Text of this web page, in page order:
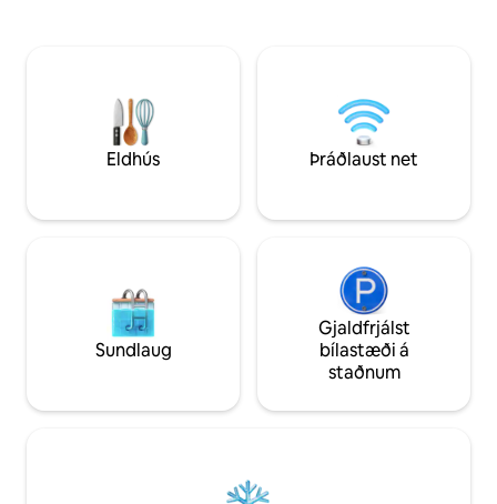
framleiðum meiri orku en við notum.
Ferðamannaskattur (3.13 fyrir fullorðna á
dag, 1,56 fyrir börn eldri en 7 ára) er ekki
hinum megin við
bátur (Pletna) er í
fjarlægð.
Eldhús Þráðlaust net
Sundlaug
Gjaldfrjálst
bílastæði á
staðnum